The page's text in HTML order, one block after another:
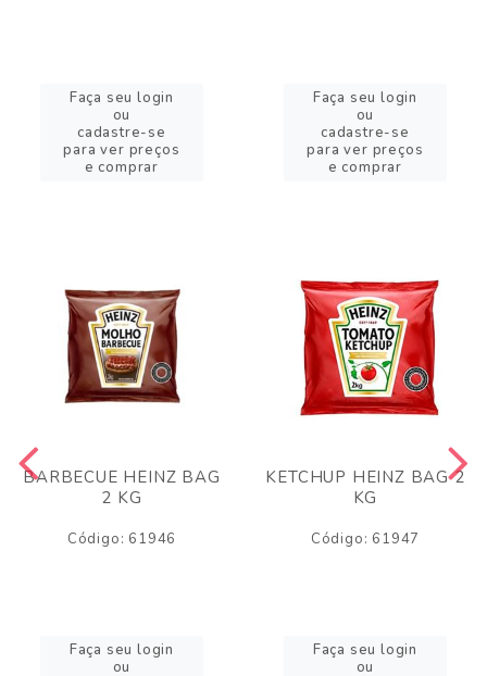
Faça seu login
ou
cadastre-se
para ver preços
e comprar
Faça seu login
ou
cadastre-se
para ver preços
e comprar
BARBECUE HEINZ BAG
2 KG
Código: 61946
Faça seu login
ou
KETCHUP HEINZ BAG 2
KG
Código: 61947
Faça seu login
ou